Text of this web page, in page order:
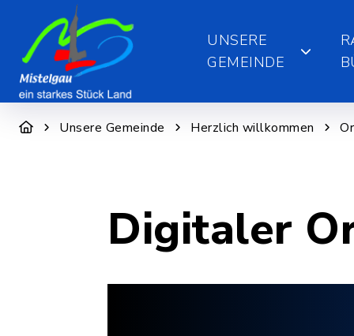
UNSERE
GEMEINDE
Unsere Gemeinde Herzlich willkommen
Digitaler